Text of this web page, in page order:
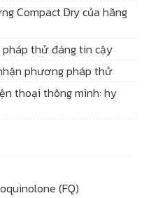
Compact Dry của hãng
thử đáng tin cậy
phương pháp thử
thoại thông minh: hy
(FQ)